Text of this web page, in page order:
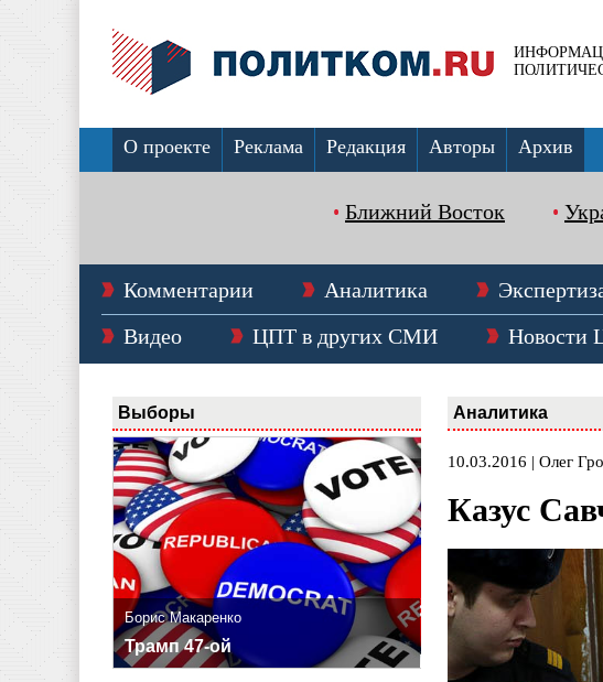
О проекте Реклама Редакция Авторы Архив
Ближний Восток
Комментарии Аналитика
Видео
ЦПТ в других СМИ Новости
Выборы
Борис Макаренко
Трамп 47-ой
Аналитика
10.03.2016 | Олег
Казус